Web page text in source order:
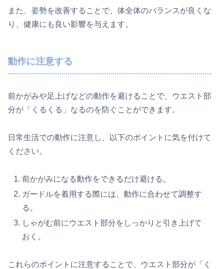
また、姿勢を改善することで、体全体のバランスが良くな
り、健康にも良い影響を与えます。
動作に注意する
前かがみや足上げなどの動作を避けることで、ウエスト部
分が「くるくる」なるのを防ぐことができます。
日常生活での動作に注意し、以下のポイントに気を付けて
ください。
前かがみになる動作をできるだけ避ける。
ガードルを着用する際には、動作に合わせて調整す
る。
しゃがむ前にウエスト部分をしっかりと引き上げて
おく。
これらのポイントに注意することで、ウエスト部分が「く